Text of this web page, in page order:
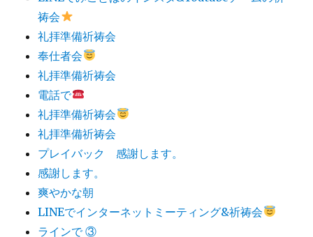
祷会
礼拝準備祈祷会
奉仕者会
礼拝準備祈祷会
電話で
礼拝準備祈祷会
礼拝準備祈祷会
プレイバック 感謝します。
感謝します。
爽やかな朝
LINEでインターネットミーティング&祈祷会
ラインで ③